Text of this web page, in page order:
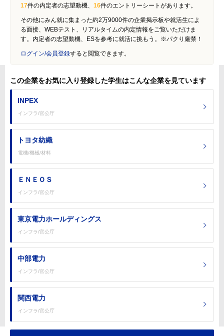
17件の内定者の志望動機、 16件のエントリーシートがあります。
その他にみん就に集まった約2万9000件の企業掲示板や就活生によ
る面接、WEBテスト、リアルタイムの内定情報をご覧いただけま
す。内定者の志望動機、ESを参考に就活に挑もう。※パクり厳禁！
ログイン/会員登録すると閲覧できます。
この企業をお気に入り登録した学生はこんな企業を見ています
INPEX
インフラ/官公庁
トヨタ紡織
電機/機械/材料
ＥＮＥＯＳ
インフラ/官公庁
東京電力ホールディングス
インフラ/官公庁
中部電力
インフラ/官公庁
関西電力
インフラ/官公庁